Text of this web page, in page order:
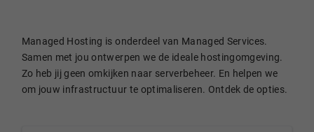
Managed Hosting is onderdeel van Managed Services.
Samen met jou ontwerpen we de ideale hostingomgeving.
Zo heb jij geen omkijken naar serverbeheer. En helpen we
om jouw infrastructuur te optimaliseren. Ontdek de opties.